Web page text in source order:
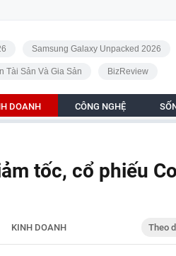
Samsung Galaxy Unpacked 2026
Tài Sản Và Gia Sản BizReview
DOANH CÔNG NGHỆ
tốc, cổ phiếu
KINH DOANH Theo